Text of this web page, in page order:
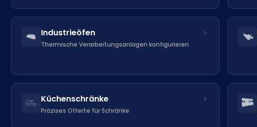
Industrieöfen
Thermische Verarbeitungsanlagen konfigurieren
Küchenschränke
Präzises Offerte für Schränke